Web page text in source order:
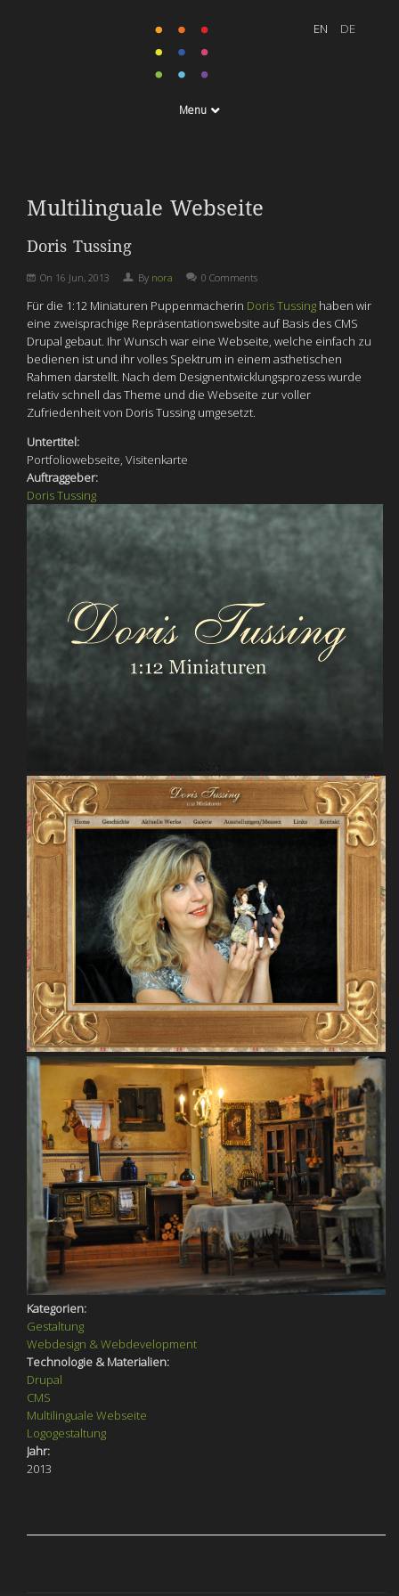
Menu
Multilinguale Webseite
Doris Tussing
On 16 Jun, 2013 By nora 0 Comments
Für die 1:12 Miniaturen Puppenmacherin Doris Tussing haben wir
eine zweisprachige Repräsentationswebsite auf Basis des CMS
Drupal gebaut. Ihr Wunsch war eine Webseite, welche einfach zu
bedienen ist und ihr volles Spektrum in einem asthetischen
Rahmen darstellt. Nach dem Designentwicklungsprozess wurde
relativ schnell das Theme und die Webseite zur voller
Zufriedenheit von Doris Tussing umgesetzt.
Untertitel:
Portfoliowebseite, Visitenkarte
Auftraggeber:
Doris Tussing
Kategorien:
Gestaltung
Webdesign & Webdevelopment
Technologie & Materialien:
Drupal
CMS
Multilinguale Webseite
Logogestaltung
Jahr:
2013